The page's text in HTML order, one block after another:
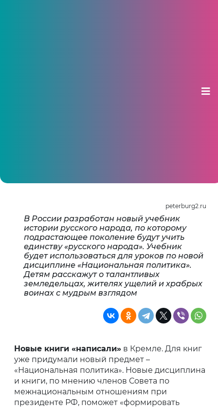
peterburg2.ru
В России разработан новый учебник
истории русского народа, по которому
подрастающее поколение будут учить
единству «русского народа». Учебник
будет использоваться для уроков по новой
дисциплине «Национальная политика».
Детям расскажут о талантливых
земледельцах, жителях ущелий и храбрых
воинах с мудрым взглядом
Новые книги «написали» в Кремле. Для книг
уже придумали новый предмет –
«Национальная политика». Новые дисциплина
и книги, по мнению членов Совета по
межнациональным отношениям при
президенте РФ, поможет «формировать